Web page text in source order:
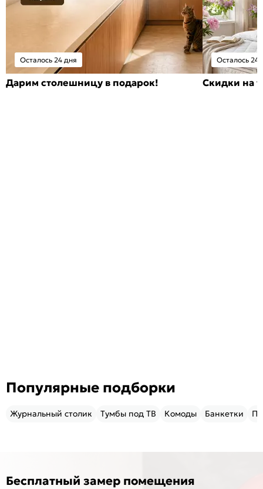
Осталось 24 дня
Дарим столешницу в подарок!
Осталось 24
Скидки на
Популярные подборки
Журнальный столик Тумбы под ТВ Комоды Банкетки
Бесплатный замер помещения